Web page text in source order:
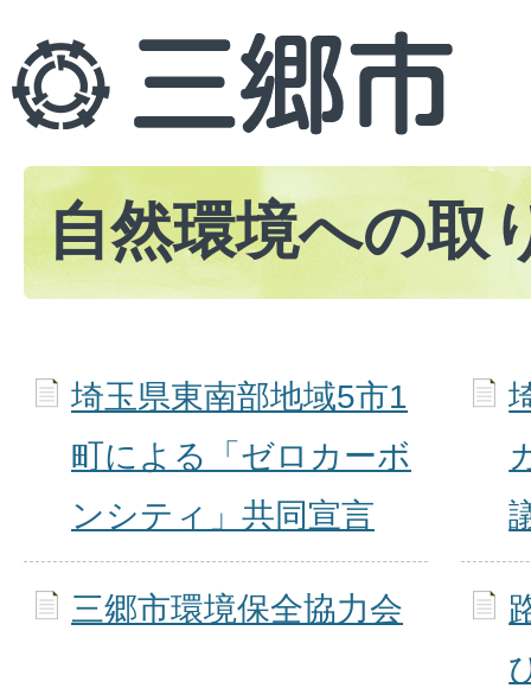
自然環境への取
埼玉県東南部地域5市1
町による「ゼロカーボ
ンシティ」共同宣言
三郷市環境保全協力会